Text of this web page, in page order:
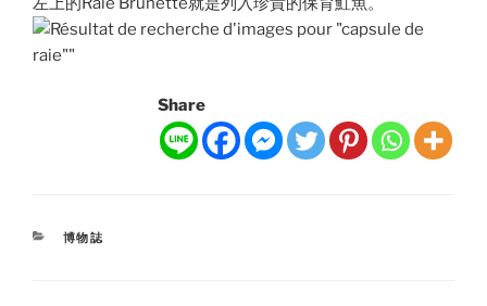
Share
CATEGORIES
博物誌